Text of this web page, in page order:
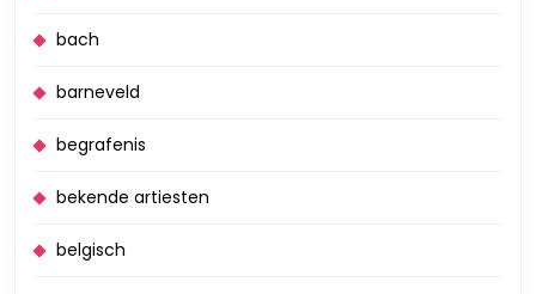
bach
barneveld
begrafenis
bekende artiesten
belgisch